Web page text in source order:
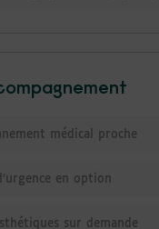
médical proche
en option
sur demande